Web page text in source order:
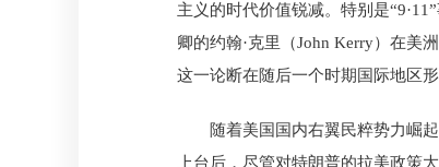
主义的时代价值锐减。特别是
卿的约翰·克里（John Kerry）在美
这一论断在随后一个时期国际地区
随着美国国内右翼民粹势力崛
上台后，尽管对特朗普的拉美政策